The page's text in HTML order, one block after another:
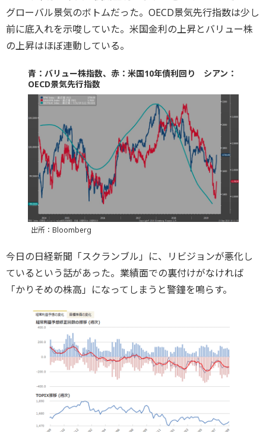
グローバル景気のボトムだった。OECD景気先行指数は少し
前に底入れを示唆していた。米国金利の上昇とバリュー株
の上昇はほぼ連動している。
青：バリュー株指数、赤：米国10年債利回り シアン：
OECD景気先行指数
出所：Bloomberg
今日の日経新聞「スクランブル」に、リビジョンが悪化し
ているという話があった。業績面での裏付けがなければ
「かりそめの株高」になってしまうと警鐘を鳴らす。